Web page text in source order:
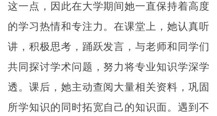
这一点，因此在大学期间她一直保持着高度
的学习热情和专注力。在课堂上，她认真听
讲，积极思考，踊跃发言，与老师和同学们
共同探讨学术问题，努力将专业知识学深学
透。课后，她主动查阅大量相关资料，巩固
所学知识的同时拓宽自己的知识面。遇到不